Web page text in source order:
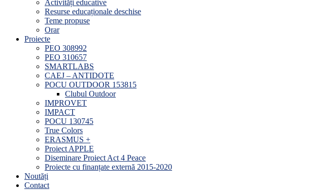
Activități educative
Resurse educaționale deschise
Teme propuse
Orar
Proiecte
PEO 308992
PEO 310657
SMARTLABS
CAEJ – ANTIDOTE
POCU OUTDOOR 153815
Clubul Outdoor
IMPROVET
IMPACT
POCU 130745
True Colors
ERASMUS +
Proiect APPLE
Diseminare Proiect Act 4 Peace
Proiecte cu finanțate externă 2015-2020
Noutăți
Contact